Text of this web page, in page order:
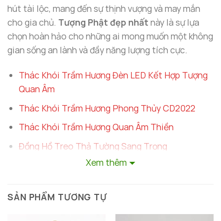
hút tài lộc, mang đến sự thịnh vượng và may mắn
cho gia chủ. Tượng Phật đẹp nhất này là sự lựa
chọn hoàn hảo cho những ai mong muốn một không
gian sống an lành và đầy năng lượng tích cực.
Thác Khói Trầm Hương Đèn LED Kết Hợp Tượng
Quan Âm
Thác Khói Trầm Hương Phong Thủy CD2022
Thác Khói Trầm Hương Quan Âm Thiền
Đồng Hồ Treo Thả Tường Sang Trọng
Bộ Bình Hoa Thủy Tinh Cắm Hoa Đơn
Xem thêm
SẢN PHẨM TƯƠNG TỰ